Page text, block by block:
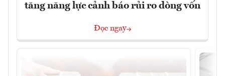
tăng năng lực cảnh báo rủi ro dòng vốn
Đọc ngay